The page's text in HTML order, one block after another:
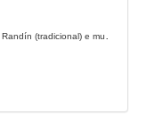
Piruxalda de Argomoso e muiñeira de Vilaquinte (tradicionais)